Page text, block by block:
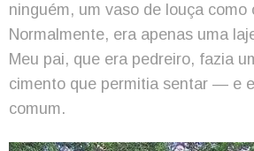
ninguém, um vaso de louça como
Normalmente, era apenas uma
Meu pai, que era pedreiro, fazia
cimento que permitia sentar — e
comum.